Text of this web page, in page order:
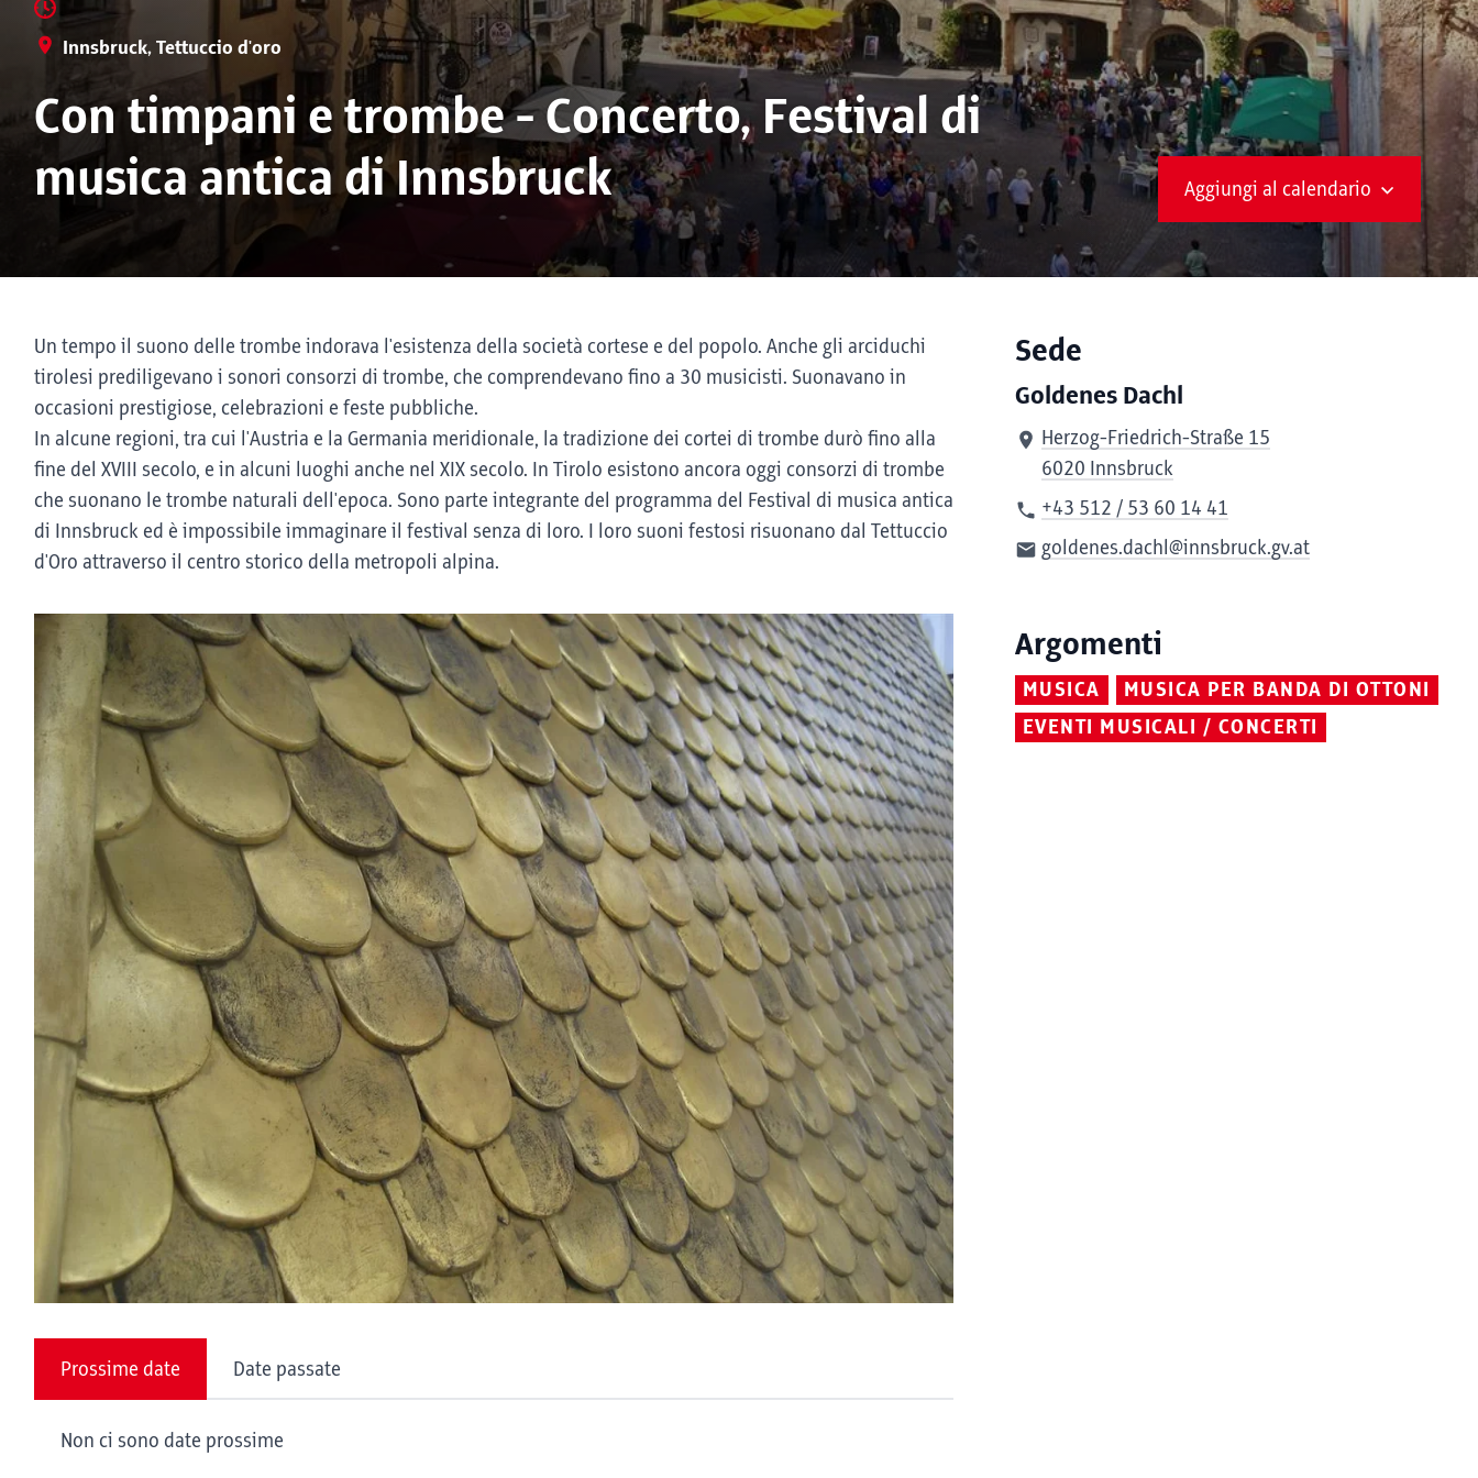
Innsbruck, Tettuccio d'oro
Con timpani e trombe - Concerto, Festival di
musica antica di Innsbruck
Aggiungi al calendario
Un tempo il suono delle trombe indorava l'esistenza della società cortese e del popolo. Anche gli arciduchi
tirolesi prediligevano i sonori consorzi di trombe, che comprendevano fino a 30 musicisti. Suonavano in
occasioni prestigiose, celebrazioni e feste pubbliche.
In alcune regioni, tra cui l'Austria e la Germania meridionale, la tradizione dei cortei di trombe durò fino alla
fine del XVIII secolo, e in alcuni luoghi anche nel XIX secolo. In Tirolo esistono ancora oggi consorzi di trombe
che suonano le trombe naturali dell'epoca. Sono parte integrante del programma del Festival di musica antica
di Innsbruck ed è impossibile immaginare il festival senza di loro. I loro suoni festosi risuonano dal Tettuccio
d'Oro attraverso il centro storico della metropoli alpina.
Prossime date Date passate
Non ci sono date prossime
Sede
Goldenes Dachl
Herzog-Friedrich-Straße 15
6020 Innsbruck
+43 512 / 53 60 14 41
goldenes.dachl@innsbruck.gv.at
Argomenti
MUSICA
MUSICA PER BANDA DI OTTONI
EVENTI MUSICALI / CONCERTI